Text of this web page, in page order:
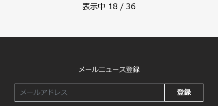
表示中 18 / 36
メールニュース登録
登録